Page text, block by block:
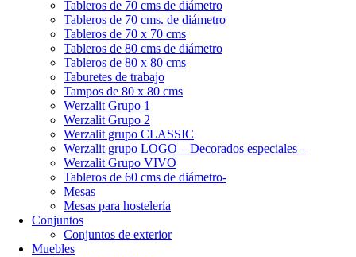
Tableros de 70 cms de diámetro
Tableros de 70 cms. de diámetro
Tableros de 70 x 70 cms
Tableros de 80 cms de diámetro
Tableros de 80 x 80 cms
Taburetes de trabajo
Tampos de 80 x 80 cms
Werzalit Grupo 1
Werzalit Grupo 2
Werzalit grupo CLASSIC
Werzalit grupo LOGO – Decorados especiales –
Werzalit Grupo VIVO
Tableros de 60 cms de diámetro-
Mesas
Mesas para hostelería
Conjuntos
Conjuntos de exterior
Muebles